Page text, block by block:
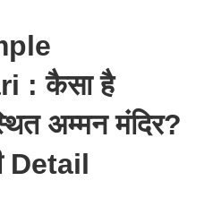
: कैसा है
अम्मन मंदिर?
Detail